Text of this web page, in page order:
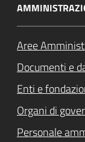
Aree
Documenti e
Enti e
Organi di
Personale